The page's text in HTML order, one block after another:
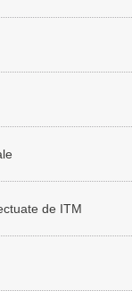
de ITM